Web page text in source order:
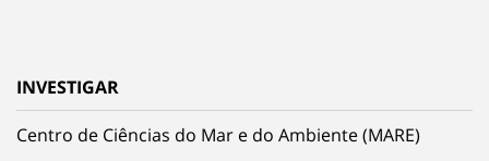
INVESTIGAR
Centro de Ciências do Mar e do Ambiente (MARE)